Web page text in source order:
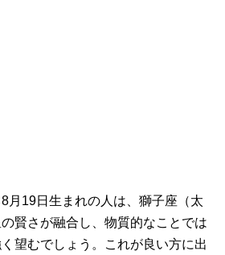
月19日生まれの人は、獅子座（太
賢さが融合し、物質的なことでは
望むでしょう。これが良い方に出